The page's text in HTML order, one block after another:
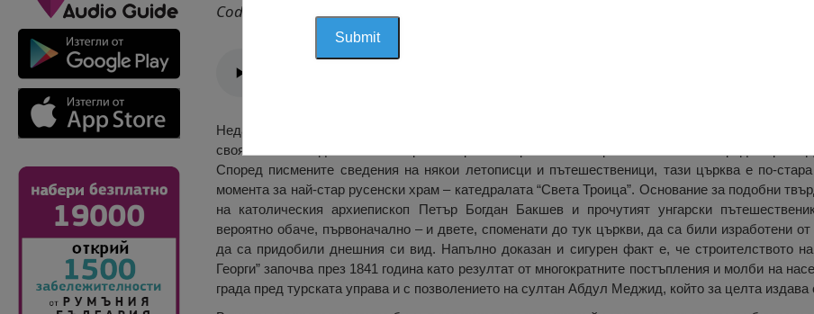
Cod 2305
Недалеч от центъра на Русе, на тихо и спокойно място – под сянката на огромни кестенови
своята осанка един от най-старите и красиви християнски храмове в големия град на река
Според писмените сведения на някои летописци и пътешественици, тази църква е по-
момента за най-стар русенски храм – катедралата “Света Троица”. Основание за подобни
на католическия архиепископ Петър Богдан Бакшев и прочутият унгарски
вероятно обаче, първоначално – и двете, споменати до тук църкви, да са били изработени
да са придобили днешния си вид. Напълно доказан и сигурен факт е, че строителството
Георги” започва през 1841 година като резултат от многократните постъпления и молби на
града пред турската управа и с позволението на султан Абдул Меджид, който за целта